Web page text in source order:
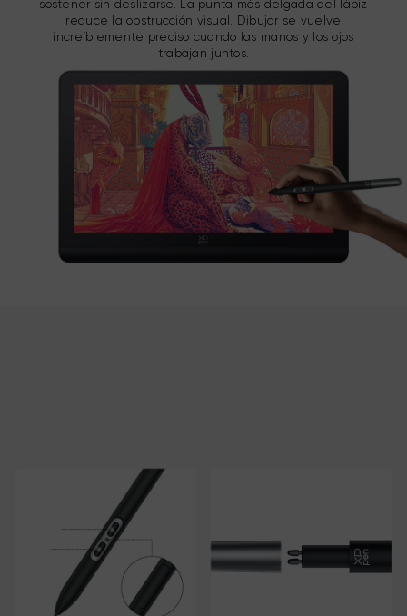
sostener sin deslizarse. La punta más delgada del lápiz
reduce la obstrucción visual. Dibujar se vuelve
increíblemente preciso cuando las manos y los ojos
trabajan juntos.